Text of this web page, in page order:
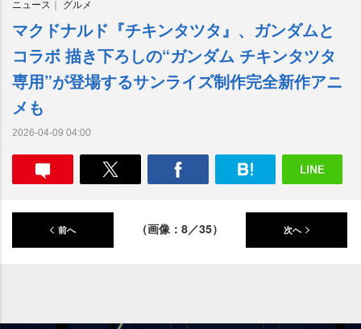
e
ニュース グルメ
マクドナルド『チキンタツタ』、ガンダムと
コラボ 描き下ろしの“ガンダム チキンタツタ
専用”が登場するサンライズ制作完全新作アニ
メも
2026-04-09 04:00
前へ （画像：8／35） 次へ